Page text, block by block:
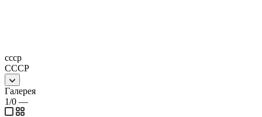
ссср
СССР
Галерея
1/0 —